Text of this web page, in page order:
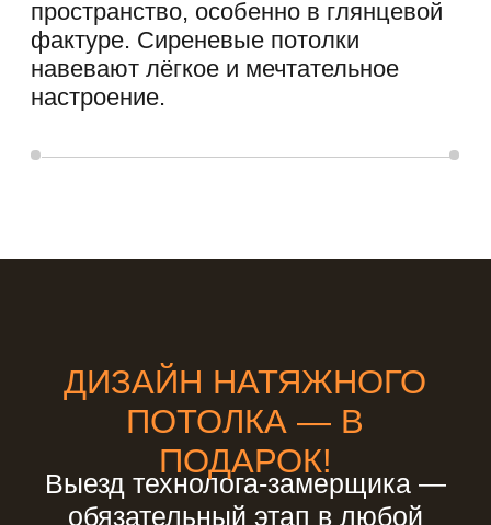
конструкции «забирают» высоту
помещения, поэтому
устанавливать их в комнатах с
низкими потолками не
рекомендуется. Использование
разных цветов на ярусах
натяжного потолка – вариант
оригинального и эффектного